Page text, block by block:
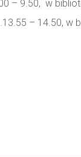
– 9.50, w
– 14.50, w